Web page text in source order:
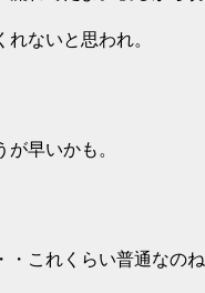
ないと思われ。
早いかも。
・これくらい普通なのね